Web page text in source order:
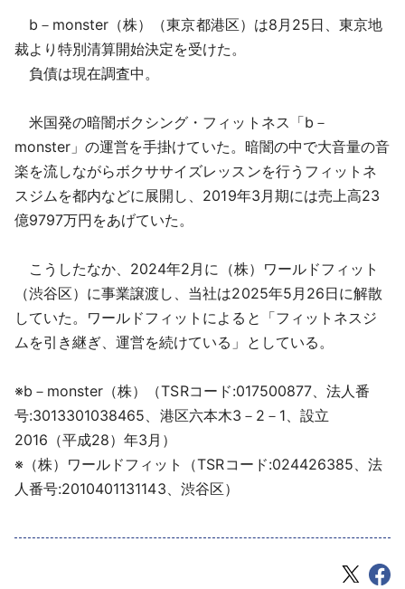
b－monster（株）（東京都港区）は8月25日、東京地
裁より特別清算開始決定を受けた。
負債は現在調査中。
米国発の暗闇ボクシング・フィットネス「b－
monster」の運営を手掛けていた。暗闇の中で大音量の音
楽を流しながらボクササイズレッスンを行うフィットネ
スジムを都内などに展開し、2019年3月期には売上高23
億9797万円をあげていた。
こうしたなか、2024年2月に（株）ワールドフィット
（渋谷区）に事業譲渡し、当社は2025年5月26日に解散
していた。ワールドフィットによると「フィットネスジ
ムを引き継ぎ、運営を続けている」としている。
※b－monster（株）（TSRコード:017500877、法人番
号:3013301038465、港区六本木3－2－1、設立
2016（平成28）年3月）
※（株）ワールドフィット（TSRコード:024426385、法
人番号:2010401131143、渋谷区）